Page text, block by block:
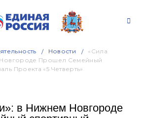
Новости
«Сила
Прошел Семейный
Проекта «5 Четверть»
в Нижнем Новгороде